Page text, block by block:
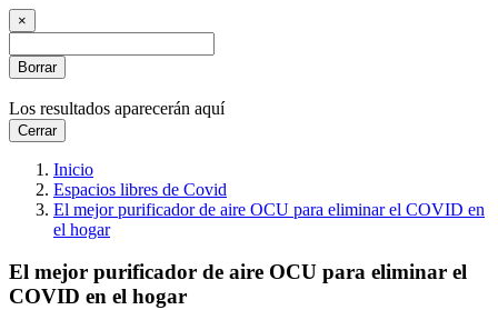
×
Borrar
Los resultados aparecerán aquí
Cerrar
Inicio
Espacios libres de Covid
El mejor purificador de aire OCU para eliminar el COVID en
el hogar
El mejor purificador de aire OCU para eliminar el
COVID en el hogar